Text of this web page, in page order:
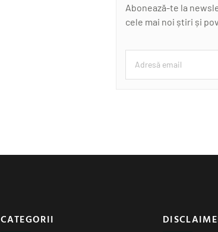
Abonează-te la
cele mai noi știri și
CATEGORII